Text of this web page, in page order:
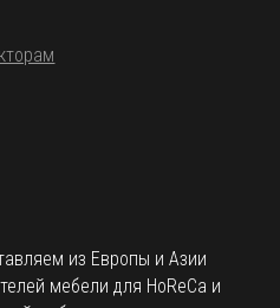
из Европы и Азии
мебели для HoReCa и